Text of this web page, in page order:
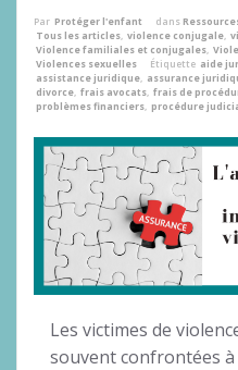
Par Protéger l'enfant dans
Tous les articles, violence conjugale,
Violence familiales et conjugales,
Violences sexuelles
Étiquette aide
assistance juridique, assurance
divorce, frais avocats, frais de
problèmes financiers, procédure
Les victimes de
souvent confrontées à